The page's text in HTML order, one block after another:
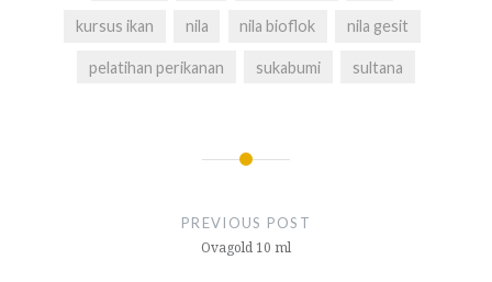
kursus ikan nila nila bioflok nila gesit
pelatihan perikanan sukabumi sultana
PREVIOUS POST
Ovagold 10 ml